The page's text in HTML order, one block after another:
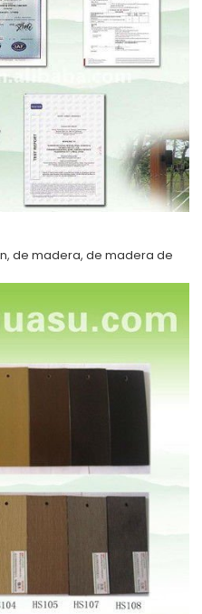
de madera, de madera de